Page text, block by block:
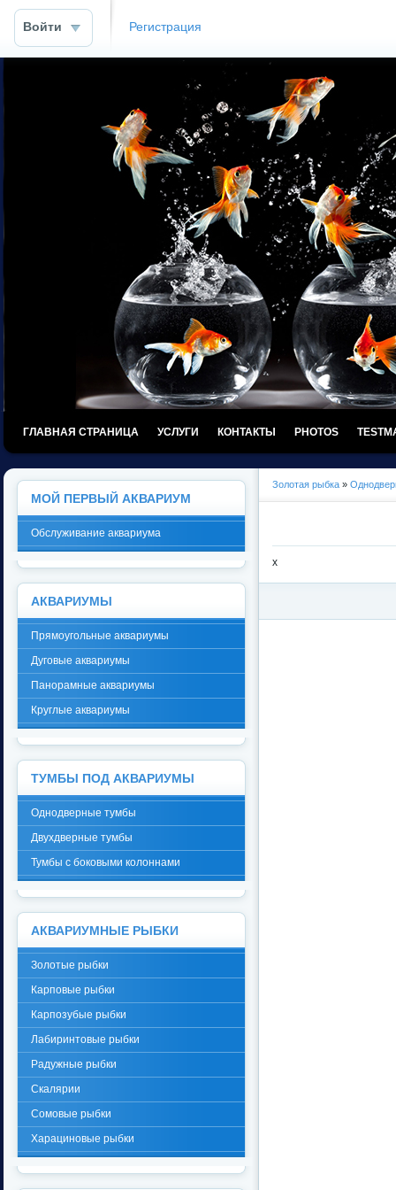
Войти Регистрация
ГЛАВНАЯ СТРАНИЦА УСЛУГИ КОНТАКТЫ PHOTOS
Золотая рыбка »
x
МОЙ ПЕРВЫЙ АКВАРИУМ
Обслуживание аквариума
АКВАРИУМЫ
Прямоугольные аквариумы
Дуговые аквариумы
Панорамные аквариумы
Круглые аквариумы
ТУМБЫ ПОД АКВАРИУМЫ
Однодверные тумбы
Двухдверные тумбы
Тумбы с боковыми колоннами
АКВАРИУМНЫЕ РЫБКИ
Золотые рыбки
Карповые рыбки
Карпозубые рыбки
Лабиринтовые рыбки
Радужные рыбки
Скалярии
Сомовые рыбки
Харациновые рыбки